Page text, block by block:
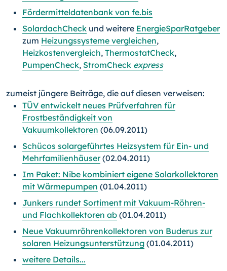
Fördermitteldatenbank von fe.bis
SolardachCheck und weitere EnergieSparRatgeber
zum Heizungssysteme vergleichen,
Heizkostenvergleich, ThermostatCheck,
PumpenCheck, StromCheck express
zumeist jüngere Beiträge, die auf diesen verweisen:
TÜV entwickelt neues Prüfverfahren für
Frostbeständigkeit von
Vakuumkollektoren (06.09.2011)
Schücos solargeführtes Heizsystem für Ein- und
Mehrfamilienhäuser(02.04.2011)
Im Paket: Nibe kombiniert eigene Solarkollektoren
mit Wärmepumpen (01.04.2011)
Junkers rundet Sortiment mit Vakuum-Röhren-
und Flachkollektoren ab (01.04.2011)
Neue Vakuumröhrenkollektoren von Buderus zur
solaren Heizungsunterstützung (01.04.2011)
weitere Details...